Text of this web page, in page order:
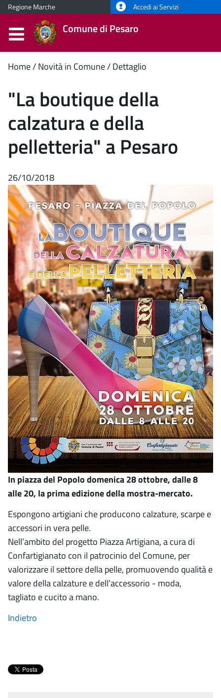
Regione Marche Accedi ai Servizi
Comune di Pesaro
Contenuto
principale
Home Novità in Comune Dettaglio
"La boutique della
calzatura e della
pelletteria" a Pesaro
26/10/2018
In piazza del Popolo domenica 28 ottobre, dalle 8
alle 20, la prima edizione della mostra-mercato.
Espongono artigiani che producono calzature, scarpe e
accessori in vera pelle.
Nell’ambito del progetto Piazza Artigiana, a cura di
Confartigianato con il patrocinio del Comune, per
valorizzare il settore della pelle, promuovendo qualità e
valore della calzature e dell’accessorio - moda,
tagliato e cucito a mano.
Indietro